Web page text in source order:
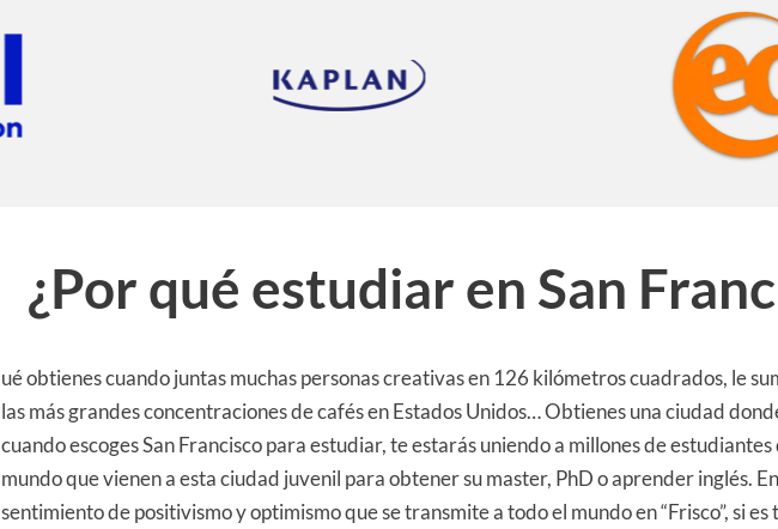
¿Por qué estudiar en San
ué obtienes cuando juntas muchas personas creativas en 126 kilómetros cuadrados, le
las más grandes concentraciones de cafés en Estados Unidos… Obtienes una ciudad
cuando escoges San Francisco para estudiar, te estarás uniendo a millones de
mundo que vienen a esta ciudad juvenil para obtener su master, PhD o aprender inglés.
sentimiento de positivismo y optimismo que se transmite a todo el mundo en “Frisco”, si